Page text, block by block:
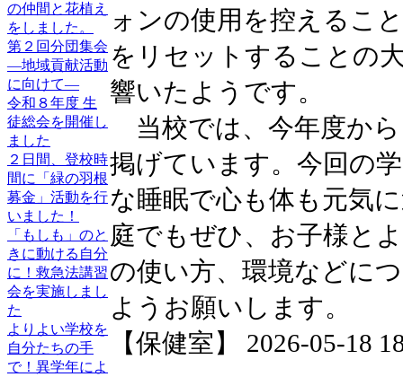
の仲間と花植え
をしました。
第２回分団集会
―地域貢献活動
に向けて―
令和８年度 生
徒総会を開催し
ました
２日間、登校時
間に「緑の羽根
募金」活動を行
いました！
「もしも」のと
きに動ける自分
に！救急法講習
会を実施しまし
た
よりよい学校を
自分たちの手
で！異学年によ
ォンの使用を控えるこ
をリセットすることの
響いたようです。
当校では、今年度か
掲げています。今回の
な睡眠で心も体も元気
庭でもぜひ、お子様と
の使い方、環境などに
ようお願いします。
【保健室】 2026-05-18